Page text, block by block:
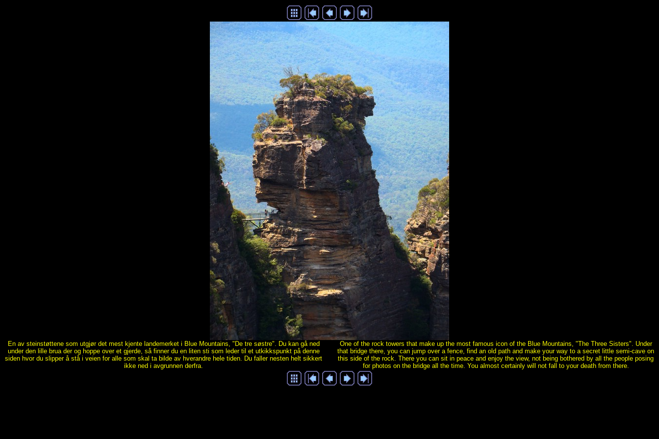
En av steinstøttene som utgjør det mest kjente landemerket i Blue Mountains, "De tre søstre". Du kan gå ned
under den lille brua der og hoppe over et gjerde, så finner du en liten sti som leder til et utkikkspunkt på denne
siden hvor du slipper å stå i veien for alle som skal ta bilde av hverandre hele tiden. Du faller nesten helt sikkert
ikke ned i avgrunnen derfra.
One of the rock towers that make up the most famous icon of the Blue Mountains, "The Three Sisters". Under
that bridge there, you can jump over a fence, find an old path and make your way to a secret little semi-cave on
this side of the rock. There you can sit in peace and enjoy the view, not being bothered by all the people posing
for photos on the bridge all the time. You almost certainly will not fall to your death from there.